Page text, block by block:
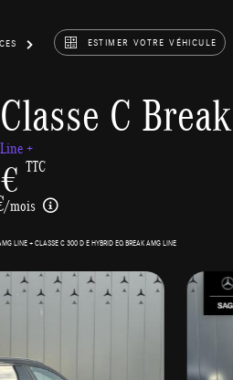
ESTIMER VOTRE VÉHICULE
C Break
+
TTC
/mois
LINE + CLASSE C 300 D E HYBRID EQ BREAK AMG LINE